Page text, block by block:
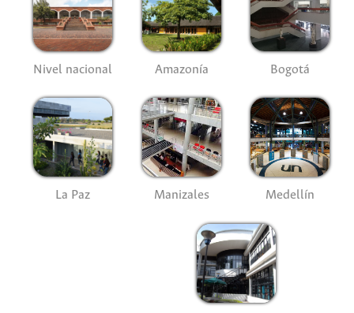
Nivel nacional Amazonía Bogotá
La Paz Manizales Medellín